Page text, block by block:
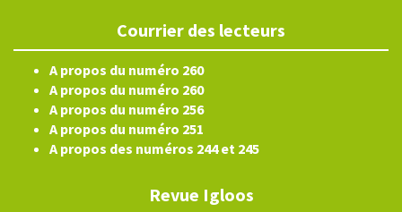
Courrier des lecteurs
A propos du numéro 260
A propos du numéro 260
A propos du numéro 256
A propos du numéro 251
A propos des numéros 244 et 245
Revue Igloos